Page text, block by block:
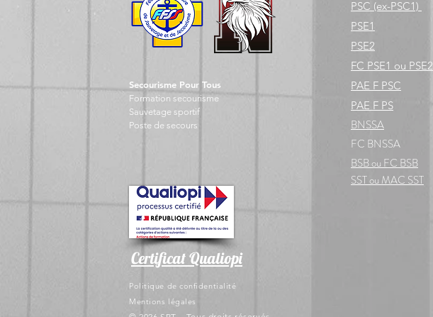
Secourisme Pour Tous
Formation secourisme
Sauvetage sportif
Poste de secours
PSC (ex-PSC1)
PSE1
PSE2
FC PSE1 ou PSE2
PAE F PSC
PAE F PS
BNSSA
FC BNSSA
BSB ou FC BSB
SST ou MAC SST
Certificat Qualiopi
Politique de confidentialité
Mentions légales